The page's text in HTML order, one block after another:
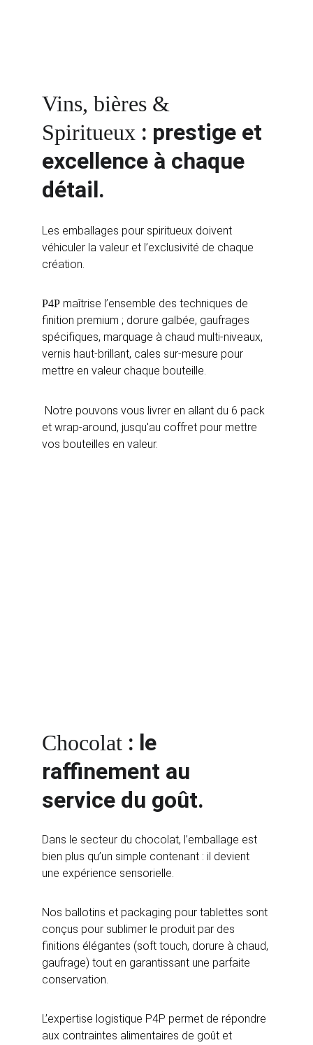
Vins, bières &
Spiritueux : prestige et
excellence à chaque
détail.
Les emballages pour spiritueux doivent
véhiculer la valeur et l’exclusivité de chaque
création.
P4P maîtrise l’ensemble des techniques de
finition premium ; dorure galbée, gaufrages
spécifiques, marquage à chaud multi-niveaux,
vernis haut-brillant, cales sur-mesure pour
mettre en valeur chaque bouteille.
et wrap-around, jusqu'au coffret pour mettre
vos bouteilles en valeur.
Chocolat : le
raffinement au
service du goût.
Dans le secteur du chocolat, l’emballage est
bien plus qu’un simple contenant : il devient
une expérience sensorielle.
Nos ballotins et packaging pour tablettes sont
conçus pour sublimer le produit par des
finitions élégantes (soft touch, dorure à chaud,
gaufrage) tout en garantissant une parfaite
conservation.
L’expertise logistique P4P permet de répondre
aux contraintes alimentaires de goût et